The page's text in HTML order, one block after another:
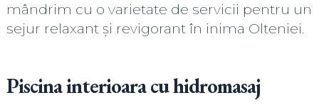
mândrim cu o varietate de servicii pentru un
sejur relaxant și revigorant în inima Olteniei.
Piscinainterioara cu hidromasaj